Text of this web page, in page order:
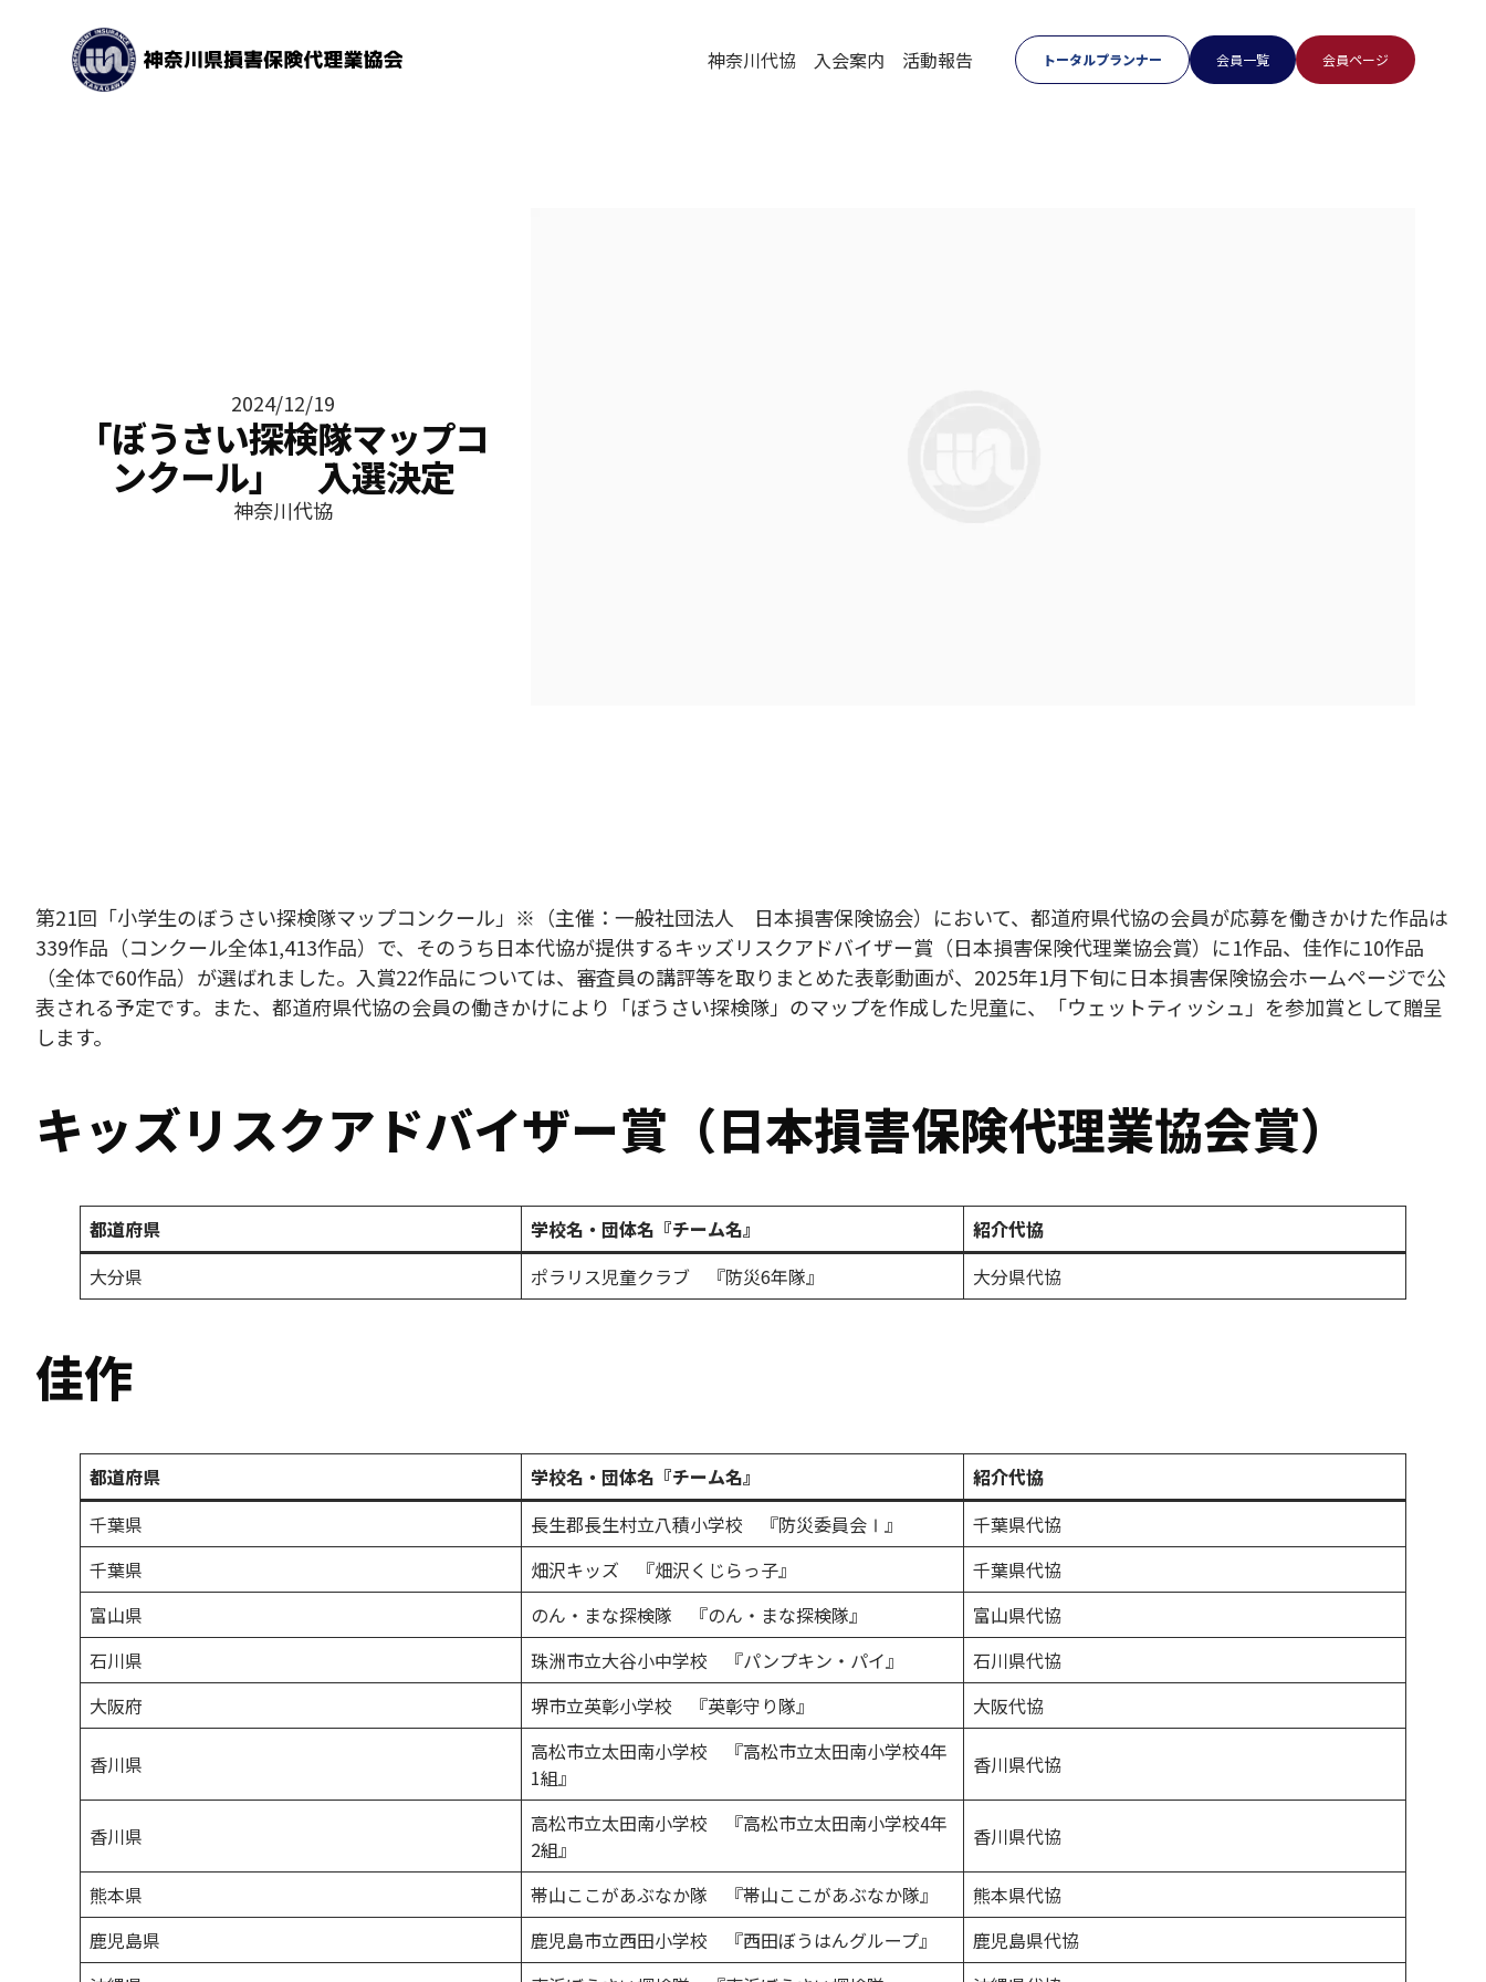
神奈川代協 入会案内 活動報告 トータルプランナー 会員一覧 会員ページ
2024/12/19
「ぼうさい探検隊マップコ
ンクール」 入選決定
神奈川代協
第21回「小学生のぼうさい探検隊マップコンクール」※（主催：一般社団法人 日本損害保険協会）において、都道府県代協の会員が応募を働きかけた作品は
339作品（コンクール全体1,413作品）で、そのうち日本代協が提供するキッズリスクアドバイザー賞（日本損害保険代理業協会賞）に1作品、佳作に10作品
（全体で60作品）が選ばれました。入賞22作品については、審査員の講評等を取りまとめた表彰動画が、2025年1月下旬に日本損害保険協会ホームページで公
表される予定です。また、都道府県代協の会員の働きかけにより「ぼうさい探検隊」のマップを作成した児童に、「ウェットティッシュ」を参加賞として贈呈
します。
キッズリスクアドバイザー賞（日本損害保険代理業協会賞）
都道府県 学校名・団体名『チーム名』
紹介代協
大分県
ポラリス児童クラブ 『防災6年隊』 大分県代協
佳作
都道府県 学校名・団体名『チーム名』
紹介代協
千葉県
長生郡長生村立八積小学校 『防災委員会Ⅰ』
千葉県代協
千葉県
畑沢キッズ 『畑沢くじらっ子』
千葉県代協
富山県
のん・まな探検隊 『のん・まな探検隊』
富山県代協
石川県
珠洲市立大谷小中学校 『パンプキン・パイ』
石川県代協
大阪府
堺市立英彰小学校 『英彰守り隊』 大阪代協
香川県
高松市立太田南小学校 『高松市立太田南小学校4年
1組』
香川県代協
香川県
高松市立太田南小学校 『高松市立太田南小学校4年
2組』
香川県代協
熊本県 帯山ここがあぶなか隊 『帯山ここがあぶなか隊』
熊本県代協
鹿児島県
鹿児島市立西田小学校 『西田ぼうはんグループ』
鹿児島県代協